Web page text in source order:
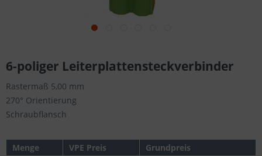
6-poliger Leiterplattensteckverbinder
Rastermaß 5,00 mm
270° Orientierung
Schraubflansch
Menge VPE Preis
Grundpreis